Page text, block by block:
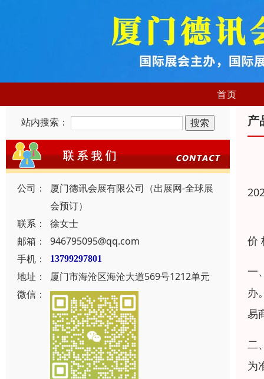
首页
站内搜索：
公司：
厦门德讯会展有限公司（出展网-全球展
会预订）
联系：
徐女士
邮箱：
946795095@qq.com
手机：
13799297801
地址：
厦门市海沧区海沧大道569号1212单元
微信：
产
价
一
办
易
二
为